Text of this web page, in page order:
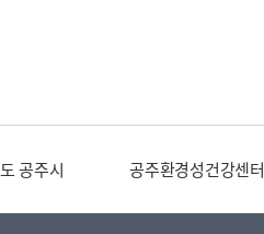
공주시 공주환경성건강센터